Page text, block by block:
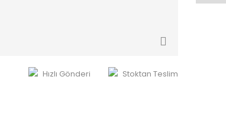
Hızlı Gönderi Stoktan Teslim